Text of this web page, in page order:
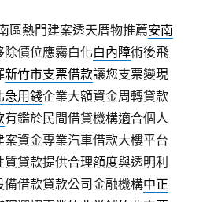
區熱門建案透天厝物推薦安南
除價位應霧白化白內障術後飛
新竹市支票借款讓您支票變現
急用錢企業大額資金周轉貸款
有鑑於民間借貸機構適合個人
案資金專業汽車借款大樓平台
貸款提供合理額度與透明利
借款貸款公司金融機構中正